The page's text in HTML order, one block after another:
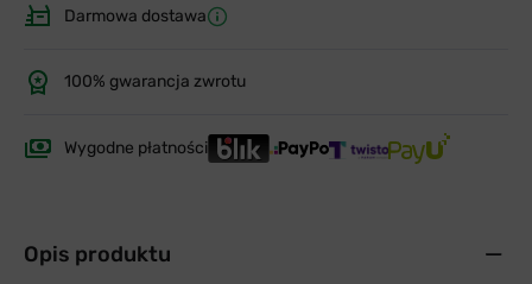
Darmowa dostawa
100% gwarancja zwrotu
Wygodne płatności
Opis produktu